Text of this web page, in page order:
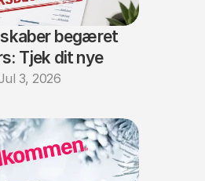
begæret
Tjek dit nye
3, 2026